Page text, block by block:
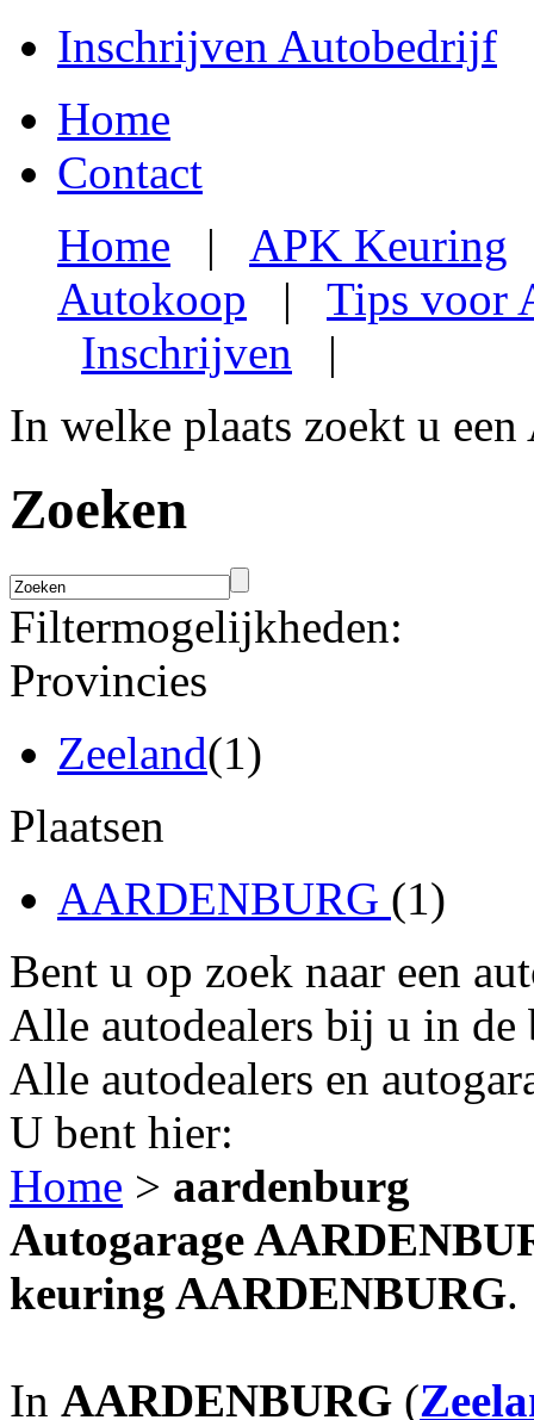
Inschrijven Autobedrijf
Home
Contact
Home | APK Keuring
Autokoop | Tips voor
Inschrijven |
In welke plaats zoekt u
Zoeken
Filtermogelijkheden:
Provincies
Zeeland(1)
Plaatsen
AARDENBURG (1)
Bent u op zoek naar een
Alle autodealers bij u in
Alle autodealers en
U bent hier:
Home > aardenburg
Autogarage
keuring AARDENBURG.
In AARDENBURG (